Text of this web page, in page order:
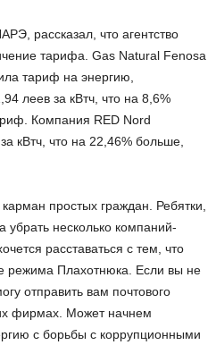
рассказал, что агентство
тарифа. Gas Natural Fenosa
тариф на энергию,
леев за кВтч, что на 8,6%
Компания RED Nord
кВтч, что на 22,46% больше,
простых граждан. Ребятки,
несколько компаний-
расставаться с тем, что
режима Плахотнюка. Если вы не
отправить вам почтового
фирмах. Может начнем
с борьбы с коррупционными